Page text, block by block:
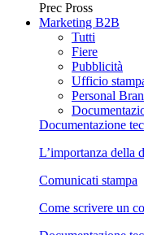
Prec Pross
Marketing B2B
Tutti
Fiere
Pubblicità
Ufficio
Personal
Documentazione
L’importanza della
Comunicati stampa
Come scrivere un